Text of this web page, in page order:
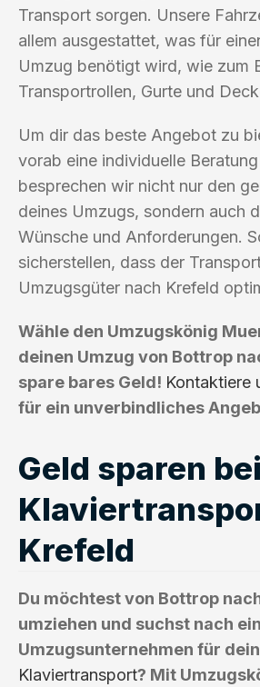
Transport sorgen. Unsere
allem ausgestattet, was für
Umzug benötigt wird, wie zum
Transportrollen, Gurte und
Um dir das beste Angebot zu
vorab eine individuelle
besprechen wir nicht nur den
deines Umzugs, sondern auch
Wünsche und Anforderungen.
sicherstellen, dass der
Umzugsgüter nach Krefeld
Wähle den Umzugskönig
deinen Umzug von Bottrop
spare bares Geld! Kontaktiere
für ein unverbindliches
Geld sparen
Krefeld
Du möchtest von Bottrop
umziehen und suchst nach
Umzugsunternehmen für
Klaviertransport? Mit